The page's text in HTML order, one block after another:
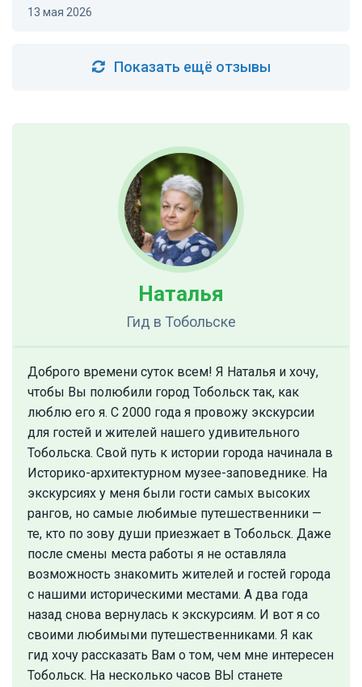
13 мая 2026
Показать ещё отзывы
Наталья
Гид в Тобольске
Доброго времени суток всем! Я Наталья и хочу,
чтобы Вы полюбили город Тобольск так, как
люблю его я. С 2000 года я провожу экскурсии
для гостей и жителей нашего удивительного
Тобольска. Свой путь к истории города начинала в
Историко-архитектурном музее-заповеднике. На
экскурсиях у меня были гости самых высоких
рангов, но самые любимые путешественники —
те, кто по зову души приезжает в Тобольск. Даже
после смены места работы я не оставляла
возможность знакомить жителей и гостей города
с нашими историческими местами. А два года
назад снова вернулась к экскурсиям. И вот я со
своими любимыми путешественниками. Я как
гид хочу рассказать Вам о том, чем мне интересен
Тобольск. На несколько часов ВЫ станете